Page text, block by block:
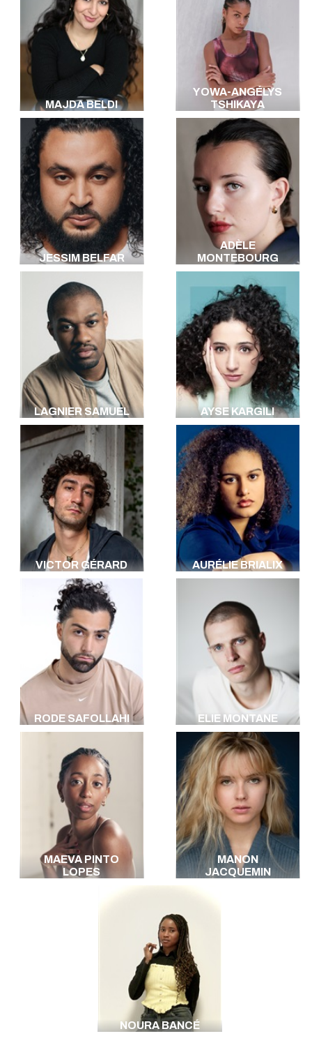
MAJDA BELDI
YOWA-ANGÉLYS
TSHIKAYA
JESSIM BELFAR
ADÈLE
MONTEBOURG
LAGNIER SAMUEL AYSE KARGILI
VICTOR GÉRARD AURÉLIE BRIALIX
RODE SAFOLLAHI ELIE MONTANE
MAEVA PINTO
LOPES
MANON
JACQUEMIN
NOURA BANCÉ